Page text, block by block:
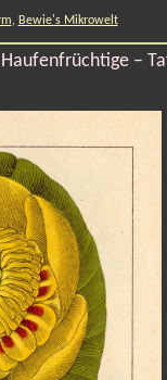
, Bewie's Mikrowelt
–